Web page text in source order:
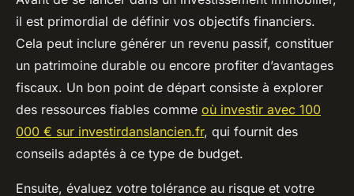
il est primordial de définir vos objectifs financiers.
Cela peut inclure générer un revenu passif, constituer
un patrimoine durable ou encore profiter d’avantages
fiscaux. Un bon point de départ consiste à explorer
des ressources fiables comme où investir avec 100
000 € sur investirdanslancien.fr, qui fournit des
conseils adaptés à ce type de budget.
Ensuite, évaluez votre tolérance au risque et votre